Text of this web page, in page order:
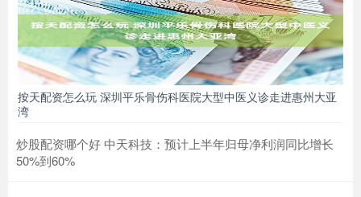
按天配资怎么玩 深圳平乐骨伤科医院大型中医义诊走进惠州大亚
湾
炒股配资哪个好 中天科技：预计上半年归母净利润同比增长
50%到60%